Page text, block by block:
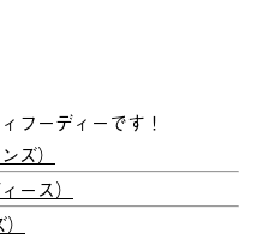
フーディーです！
ズ）
ース）